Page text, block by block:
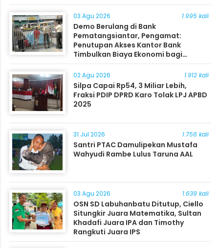
03 Agu 2026 1.995 kali
Demo Berulang di Bank
Pematangsiantar, Pengamat:
Penutupan Akses Kantor Bank
Timbulkan Biaya Ekonomi bagi
Masyarakat
02 Agu 2026 1.912 kali
Silpa Capai Rp54, 3 Miliar Lebih,
Fraksi PDIP DPRD Karo Tolak LPJ APBD
2025
31 Jul 2026 1.756 kali
Santri PTAC Damulipekan Mustafa
Wahyudi Rambe Lulus Taruna AAL
03 Agu 2026 1.639 kali
OSN SD Labuhanbatu Ditutup, Ciello
Situngkir Juara Matematika, Sultan
Khadafi Juara IPA dan Timothy
Rangkuti Juara IPS